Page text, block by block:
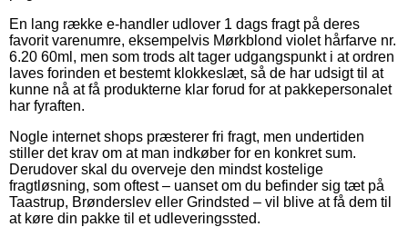
En lang række e-handler udlover 1 dags fragt på deres
favorit varenumre, eksempelvis Mørkblond violet hårfarve nr.
6.20 60ml, men som trods alt tager udgangspunkt i at ordren
laves forinden et bestemt klokkeslæt, så de har udsigt til at
kunne nå at få produkterne klar forud for at pakkepersonalet
har fyraften.
Nogle internet shops præsterer fri fragt, men undertiden
stiller det krav om at man indkøber for en konkret sum.
Derudover skal du overveje den mindst kostelige
fragtløsning, som oftest – uanset om du befinder sig tæt på
Taastrup, Brønderslev eller Grindsted – vil blive at få dem til
at køre din pakke til et udleveringssted.